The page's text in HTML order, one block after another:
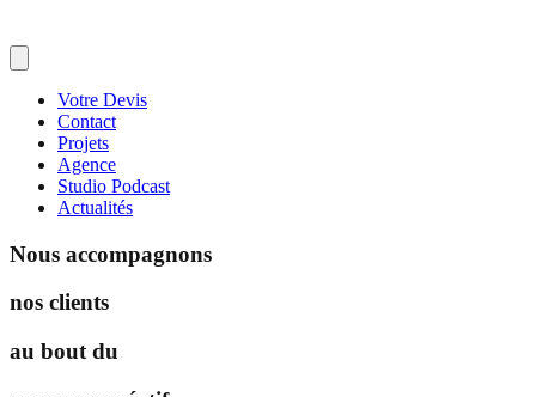
Votre Devis
Contact
Projets
Agence
Studio Podcast
Actualités
Nous accompagnons
nos clients
au bout du